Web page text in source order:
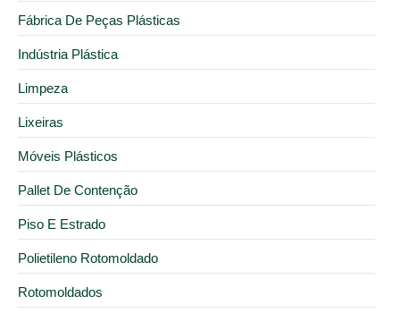
Fábrica De Peças Plásticas
Indústria Plástica
Limpeza
Lixeiras
Móveis Plásticos
Pallet De Contenção
Piso E Estrado
Polietileno Rotomoldado
Rotomoldados